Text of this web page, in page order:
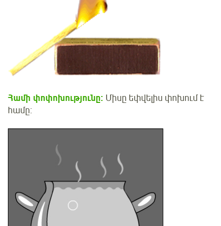
Համի փոփոխությունը: Միսը եփվելիս փոխում է
համը: